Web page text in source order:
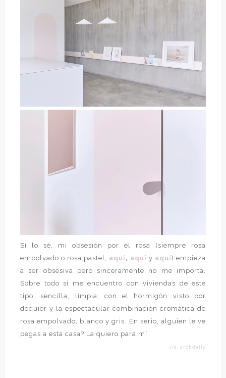
Sí lo sé, mi obsesión por el rosa (siempre rosa
empolvado o rosa pastel, aquí , aquí y aquí) empieza
a ser obsesiva pero sinceramente no me importa.
Sobre todo si me encuentro con viviendas de este
tipo, sencilla, limpia, con el hormigón visto por
doquier y la espectacular combinación cromática de
rosa empolvado, blanco y gris. En serio, alguien le ve
pegas a esta casa? La quiero para mí.
vía: archdaily